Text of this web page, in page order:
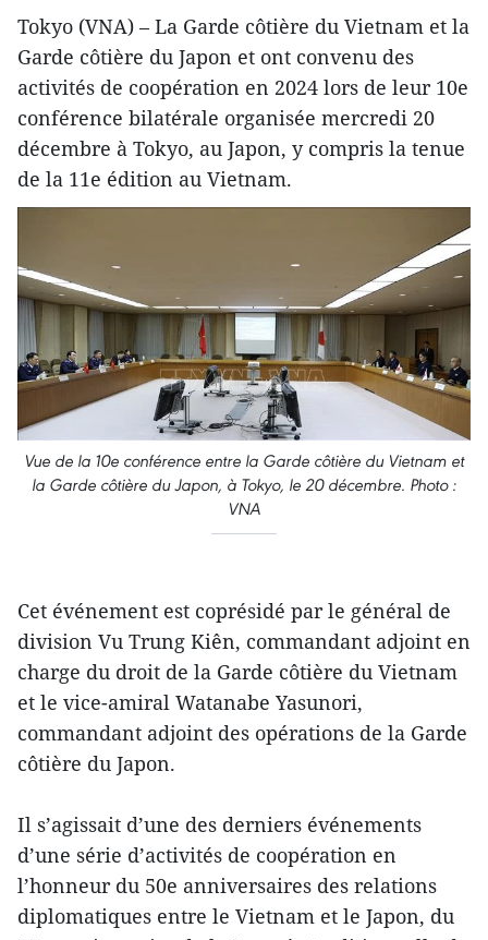
Tokyo (VNA) – La Garde côtière du Vietnam et la
Garde côtière du Japon et ont convenu des
activités de coopération en 2024 lors de leur 10e
conférence bilatérale organisée mercredi 20
décembre à Tokyo, au Japon, y compris la tenue
de la 11e édition au Vietnam.
Vue de la 10e conférence entre la Garde côtière du Vietnam et
la Garde côtière du Japon, à Tokyo, le 20 décembre. Photo :
VNA
Cet événement est coprésidé par le général de
division Vu Trung Kiên, commandant adjoint en
charge du droit de la Garde côtière du Vietnam
et le vice-amiral Watanabe Yasunori,
commandant adjoint des opérations de la Garde
côtière du Japon.
Il s’agissait d’une des derniers événements
d’une série d’activités de coopération en
l’honneur du 50e anniversaires des relations
diplomatiques entre le Vietnam et le Japon, du